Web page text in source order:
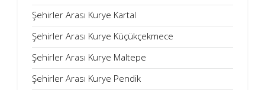
Şehirler Arası Kurye Kartal
Şehirler Arası Kurye Küçükçekmece
Şehirler Arası Kurye Maltepe
Şehirler Arası Kurye Pendik